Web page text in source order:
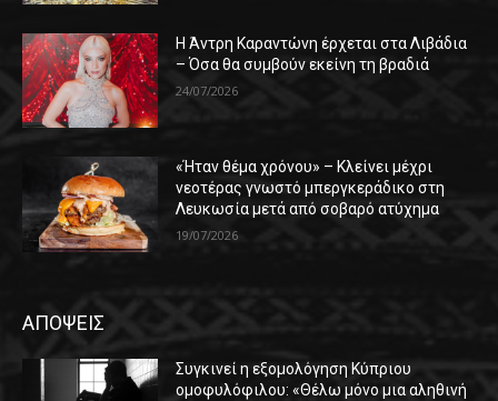
Η Άντρη Καραντώνη έρχεται στα Λιβάδια
– Όσα θα συμβούν εκείνη τη βραδιά
24/07/2026
«Ήταν θέμα χρόνου» – Κλείνει μέχρι
νεοτέρας γνωστό μπεργκεράδικο στη
Λευκωσία μετά από σοβαρό ατύχημα
19/07/2026
ΑΠΟΨΕΙΣ
Συγκινεί η εξομολόγηση Κύπριου
ομοφυλόφιλου: «Θέλω μόνο μια αληθινή